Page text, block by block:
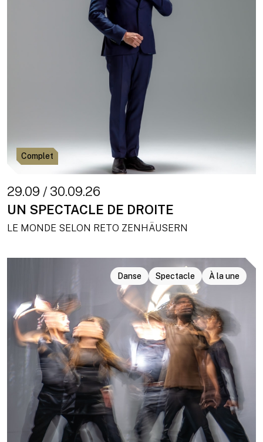
Complet
29.09 / 30.09.26
UN SPECTACLE DE DROITE
LE MONDE SELON RETO ZENHÄUSERN
Danse Spectacle À la une